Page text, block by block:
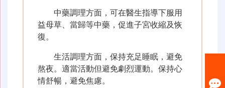
中藥調理方面，可在醫生指導下服用
益母草、當歸等中藥，促進子宮收縮及恢
復。
生活調理方面，保持充足睡眠，避免
熬夜。適當活動但避免劇烈運動。保持心
情舒暢，避免焦慮。